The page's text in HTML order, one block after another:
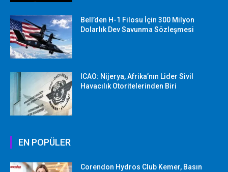
Bell’den H-1 Filosu İçin 300 Milyon
Dolarlık Dev Savunma Sözleşmesi
ICAO: Nijerya, Afrika’nın Lider Sivil
Havacılık Otoritelerinden Biri
EN POPÜLER
Corendon Hydros Club Kemer, Basın